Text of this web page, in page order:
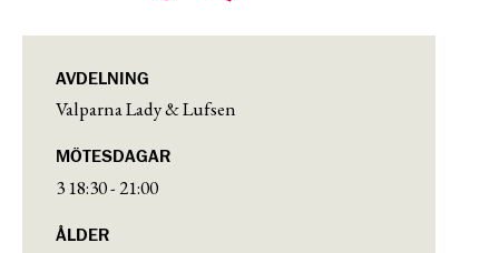
AVDELNING
Valparna Lady & Lufsen
MÖTESDAGAR
3 18:30 - 21:00
ÅLDER